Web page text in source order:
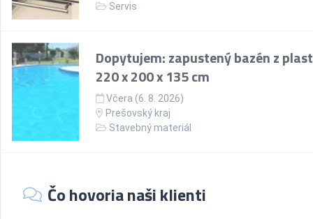
Servis
Dopytujem: zapustený bazén z
220 x 200 x 135 cm
Včera (6. 8. 2026)
Prešovský kraj
Stavebný materiál
Čo hovoria naši klienti